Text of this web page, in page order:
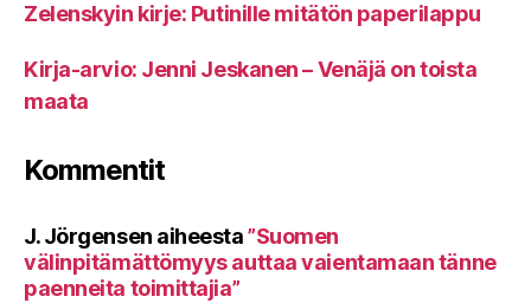
Zelenskyin kirje: Putinille mitätön paperilappu
Kirja-arvio: Jenni Jeskanen – Venäjä on toista
maata
Kommentit
J. Jörgensen aiheesta”Suomen
välinpitämättömyys auttaa vaientamaan tänne
paenneita toimittajia”